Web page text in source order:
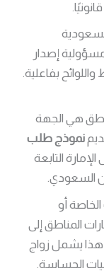
إصدار
بفاعلية.
هي الجهة
نموذج طلب
التابعة
السعودي.
أو
المناطق إلى
هذا يشمل زواج
الحساسة.